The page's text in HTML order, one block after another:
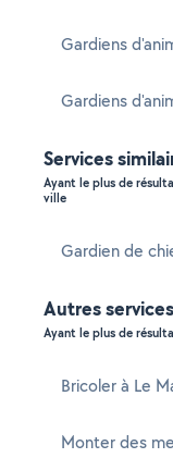
Gardiens
Gardiens
Services
Ayant le plus de
ville
Gardien de
Autres
Ayant le plus de
Bricoler à Le
Monter des